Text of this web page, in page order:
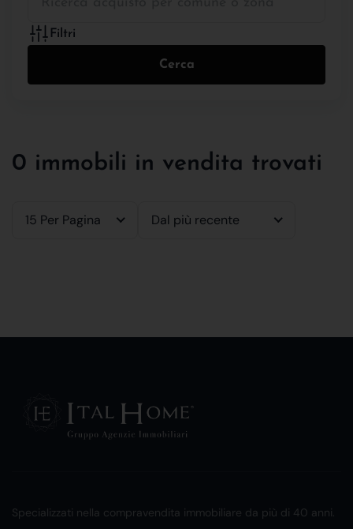
Filtri
Cerca
0 immobili in vendita trovati
15 Per Pagina Dal più recente
Specializzati nella compravendita immobiliare da più di 40 anni.